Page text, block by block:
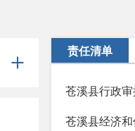
责任清单
苍溪县行政
苍溪县经济